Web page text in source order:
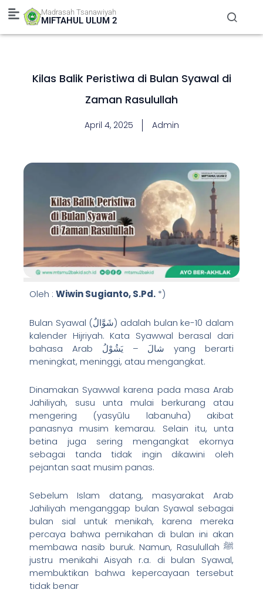
Skip
content
Madrasah Tsanawiyah
MIFTAHUL ULUM 2
Kilas Balik Peristiwa di Bulan Syawal di
Zaman Rasulullah
April 4, 2025 Admin
Oleh : Wiwin Sugianto, S.Pd. *)
Bulan Syawal (شَوَّالٌ) adalah bulan ke-10 dalam
kalender Hijriyah. Kata Syawwal berasal dari
bahasa Arab شالَ – يَشُوْلُ yang berarti
meningkat, meninggi, atau mengangkat.
Dinamakan Syawwal karena pada masa Arab
Jahiliyah, susu unta mulai berkurang atau
mengering (yasyūlu labanuha) akibat
panasnya musim kemarau. Selain itu, unta
betina juga sering mengangkat ekornya
sebagai tanda tidak ingin dikawini oleh
pejantan saat musim panas.
Sebelum Islam datang, masyarakat Arab
Jahiliyah menganggap bulan Syawal sebagai
bulan sial untuk menikah, karena mereka
percaya bahwa pernikahan di bulan ini akan
membawa nasib buruk. Namun, Rasulullah ﷺ
justru menikahi Aisyah r.a. di bulan Syawal,
membuktikan bahwa kepercayaan tersebut
tidak benar